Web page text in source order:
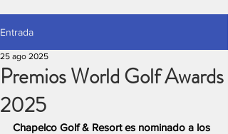
Entrada
Premios World Golf Awards
2025
25 ago 2025
Chapelco Golf & Resort es nominado a los